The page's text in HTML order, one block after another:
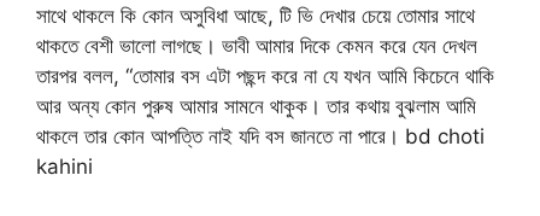
সাথে থাকলে কি কোন অসুবিধা আছে, টি ভি দেখার চেয়ে তোমার সাথে
থাকতে বেশী ভালো লাগছে। ভাবী আমার দিকে কেমন করে যেন দেখল
তারপর বলল, “তোমার বস এটা পছন্দ করে না যে যখন আমি কিচেনে থাকি
আর অন্য কোন পুরুষ আমার সামনে থাকুক। তার কথায় বুঝলাম আমি
থাকলে তার কোন আপত্তি নাই যদি বস জানতে না পারে। bd choti
kahini